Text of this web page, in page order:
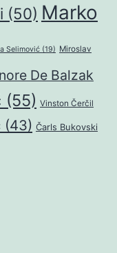
(50) Marko
Selimović (19) Miroslav
De Balzak
(55) Vinston Čerčil
(43) Čarls Bukovski